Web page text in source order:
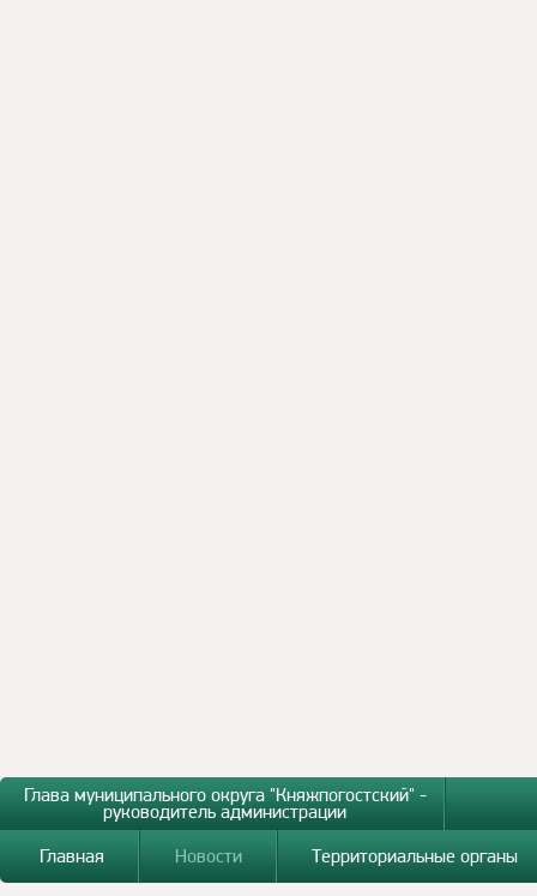
Глава муниципального округа "Княжпогостский" -
руководитель администрации
Главная
Новости Территориальные органы